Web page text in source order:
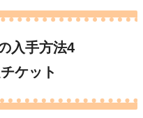
入手方法4
ケット